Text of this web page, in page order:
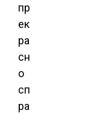
пр
ек
ра
сн
о
сп
ра